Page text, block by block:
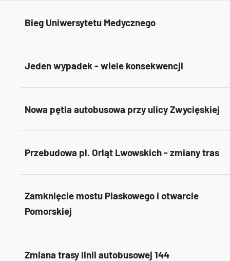
Bieg Uniwersytetu Medycznego
Jeden wypadek - wiele konsekwencji
Nowa pętla autobusowa przy ulicy Zwycięskiej
Przebudowa pl. Orląt Lwowskich - zmiany tras
Zamknięcie mostu Piaskowego i otwarcie
Pomorskiej
Zmiana trasy linii autobusowej 144